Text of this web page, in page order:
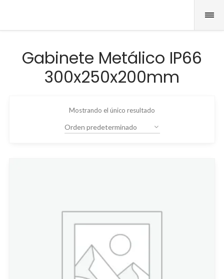
Gabinete Metálico IP66
300x250x200mm
Mostrando el único resultado